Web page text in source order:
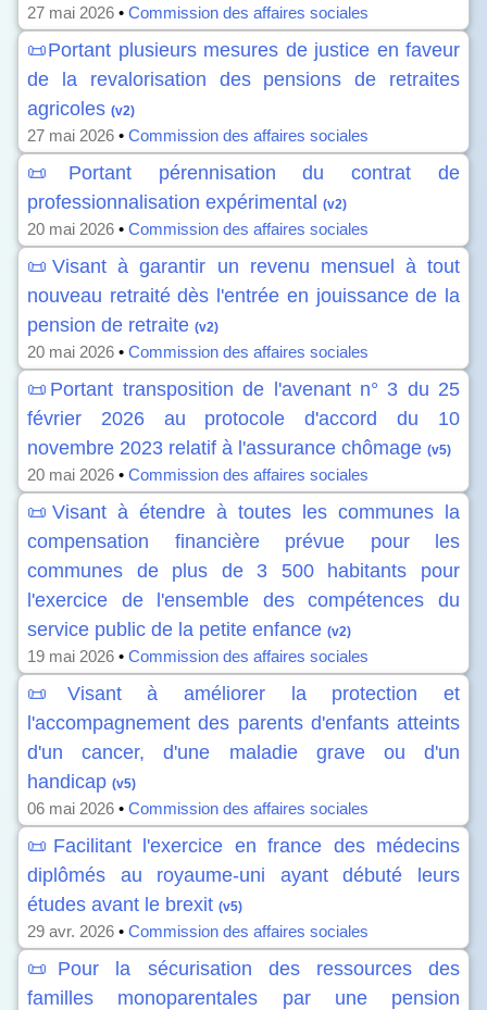
27 mai 2026 • Commission des affaires sociales
📜Portant plusieurs mesures de justice en faveur
de la revalorisation des pensions de retraites
agricoles (v2)
27 mai 2026 • Commission des affaires sociales
📜Portant pérennisation du contrat de
professionnalisation expérimental
(v2)
20 mai 2026 • Commission des affaires sociales
📜Visant à garantir un revenu mensuel à tout
nouveau retraité dès l'entrée en jouissance de la
pension de retraite (v2)
20 mai 2026 • Commission des affaires sociales
📜Portant transposition de l'avenant n° 3 du 25
février 2026 au protocole d'accord du 10
novembre 2023 relatif à l'assurance chômage (v5)
20 mai 2026 • Commission des affaires sociales
📜Visant à étendre à toutes les communes la
compensation financière prévue pour les
communes de plus de 3 500 habitants pour
l'exercice de l'ensemble des compétences du
service public de la petite enfance (v2)
19 mai 2026 • Commission des affaires sociales
📜Visant à améliorer la protection et
l'accompagnement des parents d'enfants atteints
d'un cancer, d'une maladie grave ou d'un
handicap (v5)
06 mai 2026 • Commission des affaires sociales
📜Facilitant l'exercice en france des médecins
diplômés au royaume-uni ayant débuté leurs
études avant le brexit (v5)
29 avr. 2026 • Commission des affaires sociales
📜Pour la sécurisation des ressources des
familles monoparentales par une pension